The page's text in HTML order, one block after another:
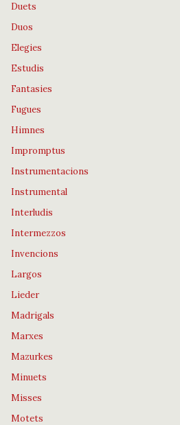
Duets
Duos
Elegies
Estudis
Fantasies
Fugues
Himnes
Impromptus
Instrumentacions
Instrumental
Interludis
Intermezzos
Invencions
Largos
Lieder
Madrigals
Marxes
Mazurkes
Minuets
Misses
Motets